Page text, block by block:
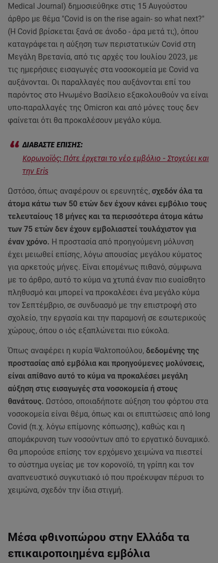
Medical Journal) δημοσιεύθηκε στις 15 Αυγούστου
άρθρο με θέμα "Covid is on the rise again- so what next?"
(Η Covid βρίσκεται ξανά σε άνοδο - άρα μετά τι;), όπου
καταγράφεται η αύξηση των περιστατικών Covid στη
Μεγάλη Βρετανία, από τις αρχές του Ιουλίου 2023, με
τις ημερήσιες εισαγωγές στα νοσοκομεία με Covid να
αυξάνονται. Οι παραλλαγές που αυξάνονται επί του
παρόντος στο Ηνωμένο Βασίλειο εξακολουθούν να είναι
υπο-παραλλαγές της Omicron και από μόνες τους δεν
φαίνεται ότι θα προκαλέσουν μεγάλο κύμα.
Κορωνοϊός: Πότε έρχεται το νέο εμβόλιο - Στοχεύει και
την Eris
Ωστόσο, όπως αναφέρουν οι ερευνητές, σχεδόν όλα τα
άτομα κάτω των 50 ετών δεν έχουν κάνει εμβόλιο τους
τελευταίους 18 μήνες και τα περισσότερα άτομα κάτω
των 75 ετών δεν έχουν εμβολιαστεί τουλάχιστον για
έναν χρόνο. Η προστασία από προηγούμενη μόλυνση
έχει μειωθεί επίσης, λόγω απουσίας μεγάλου κύματος
για αρκετούς μήνες. Είναι επομένως πιθανό, σύμφωνα
με το άρθρο, αυτό το κύμα να χτυπά έναν πιο ευαίσθητο
πληθυσμό και μπορεί να προκαλέσει ένα μεγάλο κύμα
τον Σεπτέμβριο, σε συνδυασμό με την επιστροφή στο
σχολείο, την εργασία και την παραμονή σε εσωτερικούς
χώρους, όπου ο ιός εξαπλώνεται πιο εύκολα.
Όπως αναφέρει η κυρία Ψαλτοπούλου, δεδομένης της
προστασίας από εμβόλια και προηγούμενες μολύνσεις,
είναι απίθανο αυτό το κύμα να προκαλέσει μεγάλη
αύξηση στις εισαγωγές στα νοσοκομεία ή στους
θανάτους. Ωστόσο, οποιαδήποτε αύξηση του φόρτου στα
νοσοκομεία είναι θέμα, όπως και οι επιπτώσεις από long
Covid (π.χ. λόγω επίμονης κόπωσης), καθώς και η
απομάκρυνση των νοσούντων από το εργατικό δυναμικό.
Θα μπορούσε επίσης τον ερχόμενο χειμώνα να πιεστεί
το σύστημα υγείας με τον κορονοϊό, τη γρίπη και τον
αναπνευστικό συγκυτιακό ιό που προέκυψαν πέρυσι το
χειμώνα, σχεδόν την ίδια στιγμή.
Μέσα φθινοπώρου στην Ελλάδα τα
επικαιροποιημένα εμβόλια